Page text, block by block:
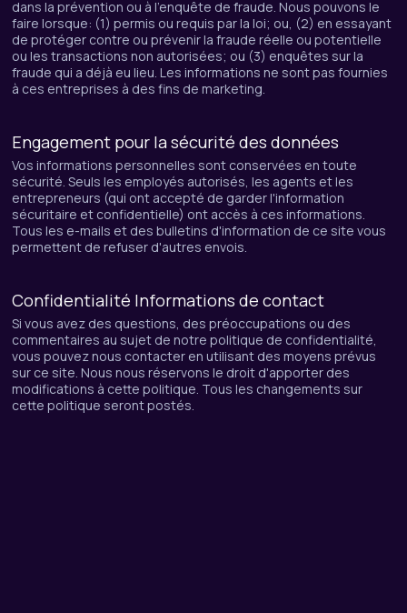
dans la prévention ou à l'enquête de fraude. Nous pouvons le
faire lorsque: (1) permis ou requis par la loi; ou, (2) en essayant
de protéger contre ou prévenir la fraude réelle ou potentielle
ou les transactions non autorisées; ou (3) enquêtes sur la
fraude qui a déjà eu lieu. Les informations ne sont pas fournies
à ces entreprises à des fins de marketing.
Engagement pour la sécurité des données
Vos informations personnelles sont conservées en toute
sécurité. Seuls les employés autorisés, les agents et les
entrepreneurs (qui ont accepté de garder l'information
sécuritaire et confidentielle) ont accès à ces informations.
Tous les e-mails et des bulletins d'information de ce site vous
permettent de refuser d'autres envois.
Confidentialité Informations de contact
Si vous avez des questions, des préoccupations ou des
commentaires au sujet de notre politique de confidentialité,
vous pouvez nous contacter en utilisant des moyens prévus
sur ce site. Nous nous réservons le droit d'apporter des
modifications à cette politique. Tous les changements sur
cette politique seront postés.